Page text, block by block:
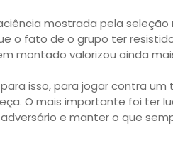
mostrada pela seleção
o fato de o grupo ter
montado valorizou ainda
isso, para jogar contra um
O mais importante foi ter
e manter o que